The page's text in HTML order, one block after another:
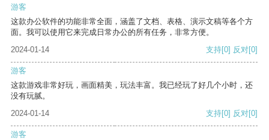
游客
这款办公软件的功能非常全面，涵盖了文档、表格、演示文稿等各个方
面。我可以使用它来完成日常办公的所有任务，非常方便。
2024-01-14
支持[0] 反对[0]
游客
这款游戏非常好玩，画面精美，玩法丰富。我已经玩了好几个小时，还
没有玩腻。
2024-01-14
支持[0] 反对[0]
游客